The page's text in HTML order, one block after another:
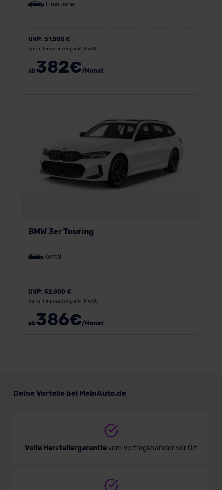
Limousine
UVP: 51.500 €
Vario-Finanzierung inkl. MwSt.
ab382€/Monat
BMW 3er Touring
Kombi
UVP: 52.800 €
Vario-Finanzierung inkl. MwSt.
ab386€/Monat
Deine Vorteile bei MeinAuto.de
Volle Herstellergarantievom Vertragshändler vor Ort